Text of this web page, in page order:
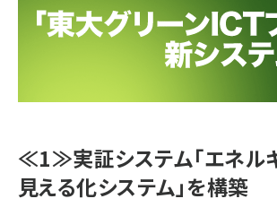
≪1≫実証システム「エネル
見える化システム」を構築